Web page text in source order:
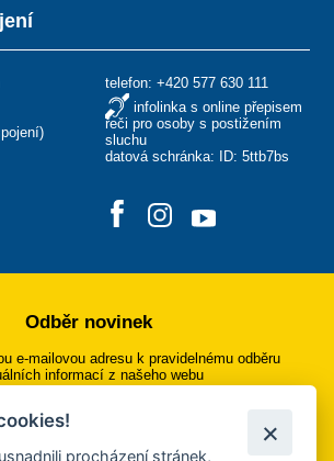
)
telefon: +420 577 630 111
infolinka s online přepisem
řeči pro osoby s postižením
sluchu
datová schránka: ID: 5ttb7bs
Odběr novinek
e-mailovou adresu k pravidelnému odběru
informací z našeho webu
Přihlásit se k odběru
procházení stránek,